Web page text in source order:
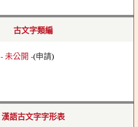
古文字類編
- 未公開 -(申請)
漢語古文字字形表